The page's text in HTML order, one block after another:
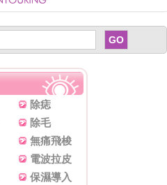
GO
除痣
除毛
無痛飛梭
電波拉皮
保濕導入